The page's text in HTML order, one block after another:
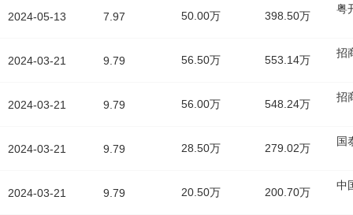
2024-05-13
2024-03-21
2024-03-21
2024-03-21
2024-03-21
7.97 50.00万 398.50万
粤
9.79 56.50万 553.14万
招
9.79 56.00万 548.24万
招
9.79 28.50万 279.02万
国
9.79 20.50万 200.70万
中